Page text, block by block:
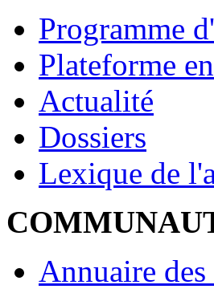
Programme
Plateforme
Actualité
Dossiers
Lexique de
Annuaire des